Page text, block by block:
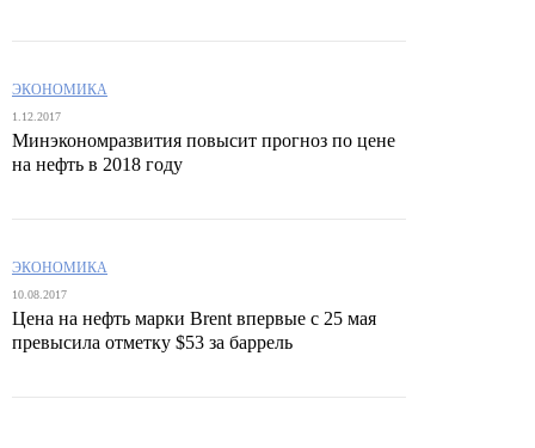
ЭКОНОМИКА
1.12.2017
Минэкономразвития повысит прогноз по цене
на нефть в 2018 году
ЭКОНОМИКА
10.08.2017
Цена на нефть марки Brent впервые с 25 мая
превысила отметку $53 за баррель